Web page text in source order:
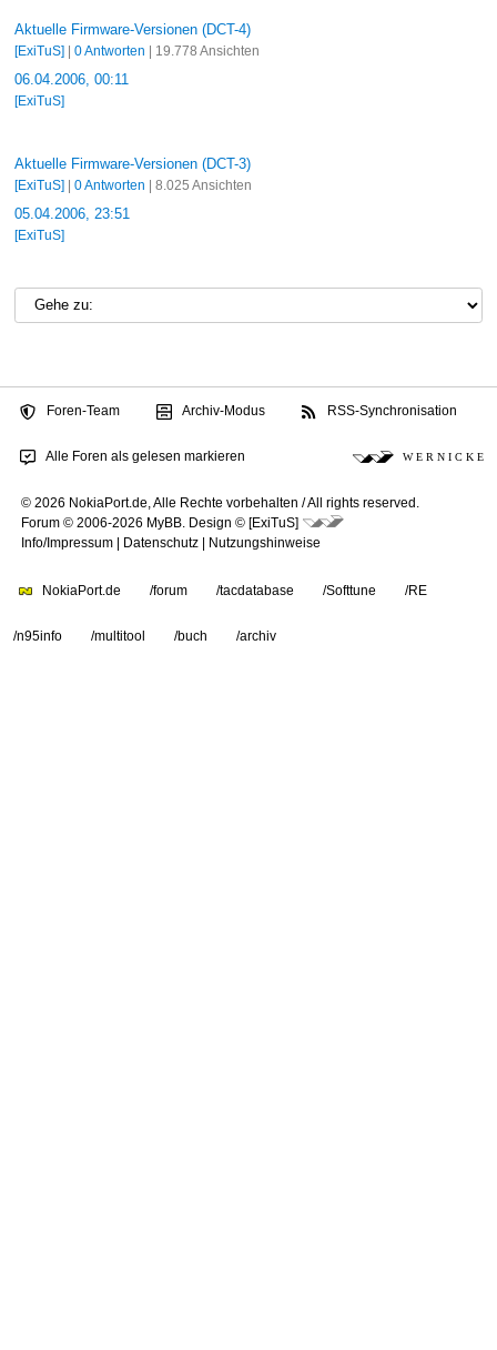
Aktuelle Firmware-Versionen (DCT-4)
[ExiTuS] 0 Antworten | 19.778 Ansichten
06.04.2006, 00:11
[ExiTuS]
Aktuelle Firmware-Versionen (DCT-3)
[ExiTuS] 0 Antworten | 8.025 Ansichten
05.04.2006, 23:51
[ExiTuS]
Foren-Team Archiv-Modus RSS-Synchronisation
Alle Foren als gelesen markieren W E R N I C K E
© 2026 NokiaPort.de, Alle Rechte vorbehalten /All rights reserved.
Forum © 2006-2026 MyBB
Design © [ExiTuS]
Info/Impressum
Datenschutz Nutzungshinweise
NokiaPort.de /forum /tacdatabase /Softtune /RE
/n95info /multitool /buch /archiv